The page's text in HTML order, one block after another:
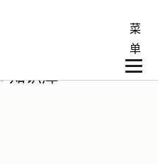
菜
单
知识库